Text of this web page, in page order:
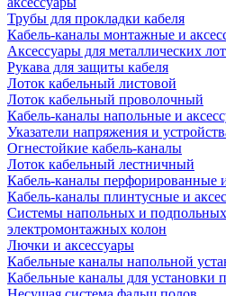
Трубы для прокладки кабеля
Кабель-каналы монтажные и
Аксессуары для металлических
Рукава для защиты кабеля
Лоток кабельный листовой
Лоток кабельный проволочный
Кабель-каналы напольные и
Указатели напряжения и
Огнестойкие кабель-каналы
Лоток кабельный лестничный
Кабель-каналы перфорированные
Кабель-каналы плинтусные и
Системы напольных и
электромонтажных колон
Лючки и аксессуары
Кабельные каналы напольной
Кабельные каналы для установки